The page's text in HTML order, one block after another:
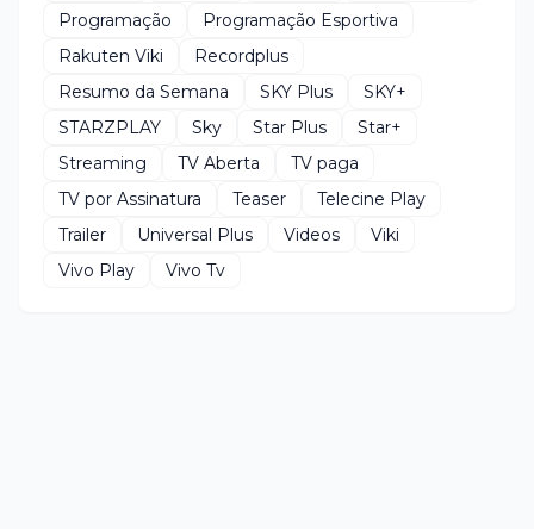
Programação
Programação Esportiva
Rakuten Viki
Recordplus
Resumo da Semana
SKY Plus
SKY+
STARZPLAY
Sky Star Plus
Star+
Streaming
TV Aberta
TV paga
TV por Assinatura
Teaser
Telecine Play
Trailer
Universal Plus Videos
Viki
Vivo Play
Vivo Tv